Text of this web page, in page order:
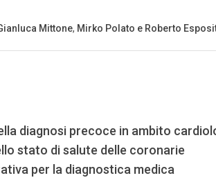
diagnosi precoce in ambito
stato di salute delle coronarie
per la diagnostica medica